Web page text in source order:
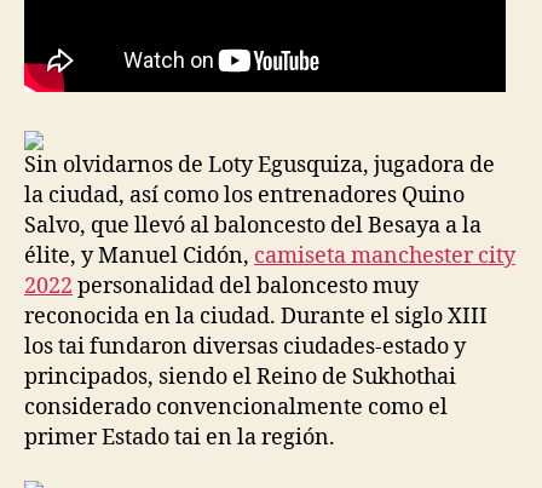
Sin olvidarnos de Loty Egusquiza, jugadora de
la ciudad, así como los entrenadores Quino
Salvo, que llevó al baloncesto del Besaya a la
élite, y Manuel Cidón, camiseta manchester city
2022 personalidad del baloncesto muy
reconocida en la ciudad. Durante el siglo XIII
los tai fundaron diversas ciudades-estado y
principados, siendo el Reino de Sukhothai
considerado convencionalmente como el
primer Estado tai en la región.